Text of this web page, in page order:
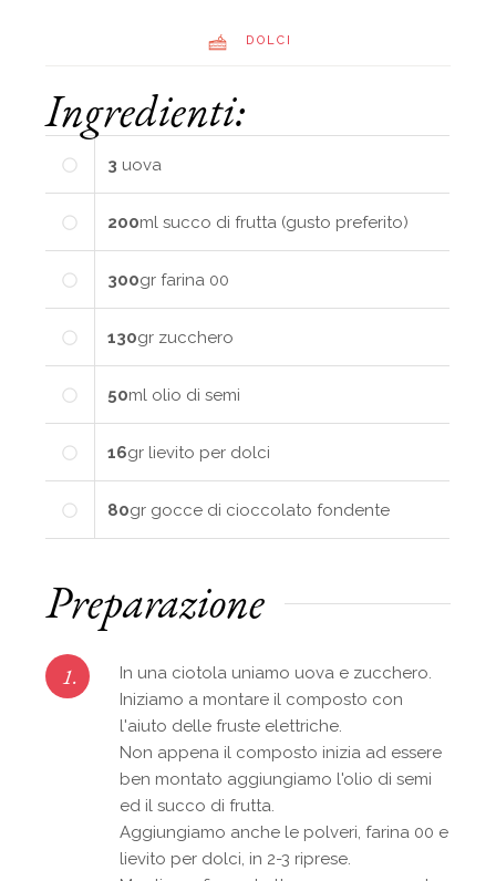
DOLCI
Ingredienti:
3 uova
200ml succo di frutta (gusto preferito)
300gr farina 00
130gr zucchero
50ml olio di semi
16gr lievito per dolci
80gr gocce di cioccolato fondente
Preparazione
1.
In una ciotola uniamo uova e zucchero.
Iniziamo a montare il composto con
l'aiuto delle fruste elettriche.
Non appena il composto inizia ad essere
ben montato aggiungiamo l'olio di semi
ed il succo di frutta.
Aggiungiamo anche le polveri, farina 00 e
lievito per dolci, in 2-3 riprese.